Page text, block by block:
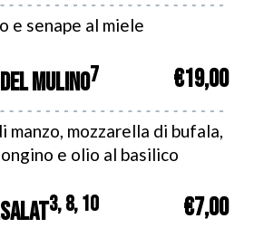
e senape al miele
MULINO7 €19,00
manzo, mozzarella di bufala,
e olio al basilico
3, 8, 10 €7,00